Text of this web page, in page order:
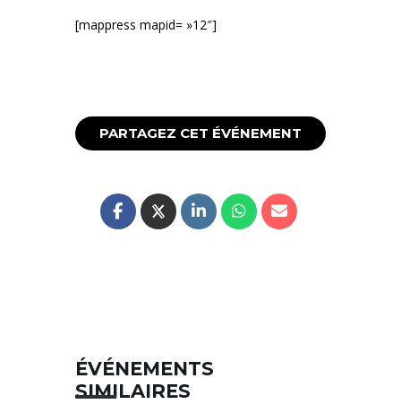
[mappress mapid= »12″]
PARTAGEZ CET ÉVÉNEMENT
ÉVÉNEMENTS
SIMILAIRES